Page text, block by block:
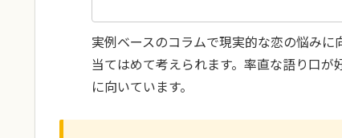
実例ベースのコラムで現実的な恋の悩み
当てはめて考えられます。率直な語り口
に向いています。